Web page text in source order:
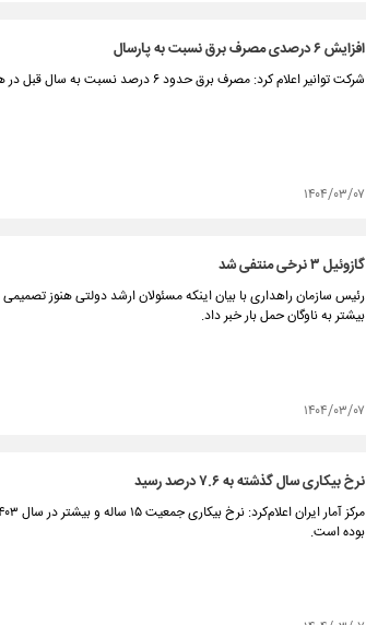
­افزایش ۶ درصدی مصرف برق نسبت به پارسال
شرکت توانیر اعلام کرد: مصرف برق حدود ۶ درصد نسبت به سال قبل در همین زمان بیشتر شده است.
۱۴۰۴/۰۳/۰۷
گازوئیل ۳ نرخی منتفی شد
بیشتر به ناوگان حمل بار خبر داد.
۱۴۰۴/۰۳/۰۷
نرخ بیکاری سال گذشته به ۷.۶ درصد رسید
بوده است.